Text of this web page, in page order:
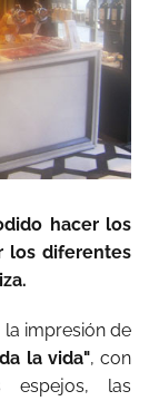
hacer los
los diferentes
la impresión de
la vida", con
espejos, las